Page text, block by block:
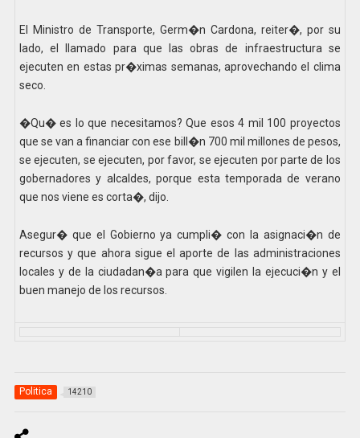
El Ministro de Transporte, Germ�n Cardona, reiter�, por su
lado, el llamado para que las obras de infraestructura se
ejecuten en estas pr�ximas semanas, aprovechando el clima
seco.
�Qu� es lo que necesitamos? Que esos 4 mil 100 proyectos
que se van a financiar con ese bill�n 700 mil millones de pesos,
se ejecuten, se ejecuten, por favor, se ejecuten por parte de los
gobernadores y alcaldes, porque esta temporada de verano
que nos viene es corta�, dijo.
Asegur� que el Gobierno ya cumpli� con la asignaci�n de
recursos y que ahora sigue el aporte de las administraciones
locales y de la ciudadan�a para que vigilen la ejecuci�n y el
buen manejo de los recursos.
Politica 14210